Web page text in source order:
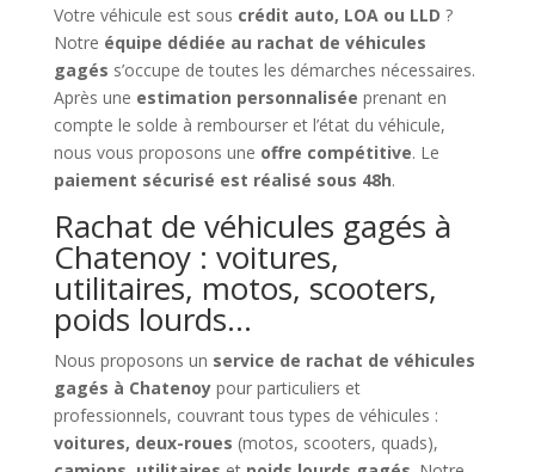
Votre véhicule est sous crédit auto, LOA ou LLD ?
Notre équipe dédiée au rachat de véhicules
gagés s’occupe de toutes les démarches nécessaires.
Après une estimation personnalisée prenant en
compte le solde à rembourser et l’état du véhicule,
nous vous proposons une offre compétitive. Le
paiement sécurisé est réalisé sous 48h.
Rachat de véhicules gagés à
Chatenoy : voitures,
utilitaires, motos, scooters,
poids lourds…
Nous proposons un service de rachat de véhicules
gagés à Chatenoypour particuliers et
professionnels, couvrant tous types de véhicules :
voitures, deux-roues (motos, scooters, quads),